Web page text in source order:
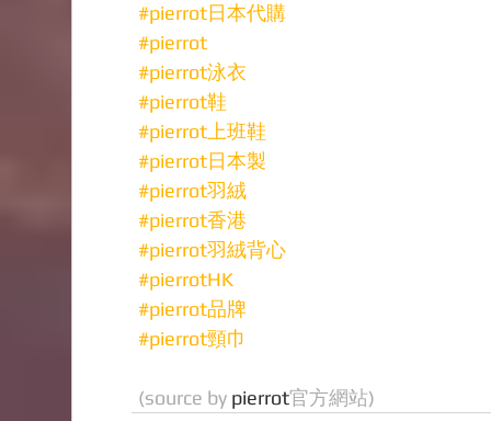
#pierrot日本代購
#pierrot
#pierrot泳衣
#pierrot鞋
#pierrot上班鞋
#pierrot日本製
#pierrot羽絨
#pierrot香港
#pierrot羽絨背心
#pierrotHK
#pierrot品牌
#pierrot頸巾
(source by pierrot官方網站)